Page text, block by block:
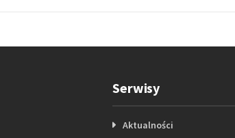
Serwisy
Aktualności